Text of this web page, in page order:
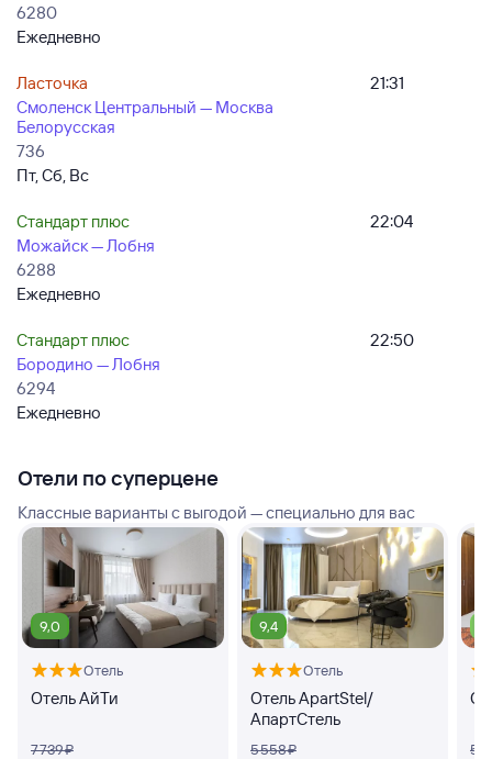
6280
Ежедневно
Ласточка
Смоленск Центральный — Москва
Белорусская
736
Пт, Сб, Вс
21:31
Стандарт плюс
Можайск — Лобня
6288
Ежедневно
22:04
Стандарт плюс
Бородино — Лобня
6294
Ежедневно
22:50
Отели по суперцене
Классные варианты с выгодой — специально для вас
9,0
Отель
Отель АйТи
7 ⁠739 ⁠₽
9,4
Отель
Отель ApartStel/
АпартСтель
5 ⁠558 ⁠₽ 5